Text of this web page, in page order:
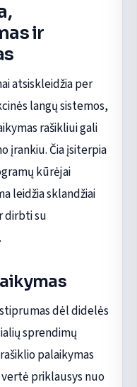
ir
atsiskleidžia per
langų sistemos,
rašikliui gali
įrankiu. Čia įsiterpia
kūrėjai
leidžia sklandžiai
dirbti su
dėl didelės
sprendimų
palaikymas
priklausys nuo